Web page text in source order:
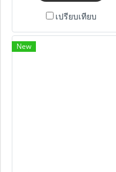
เปรียบเทียบ
New